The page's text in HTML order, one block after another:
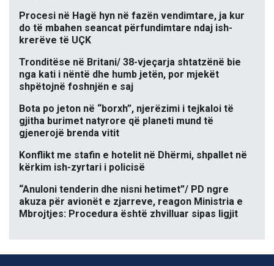
Procesi në Hagë hyn në fazën vendimtare, ja kur
do të mbahen seancat përfundimtare ndaj ish-
krerëve të UÇK
Tronditëse në Britani/ 38-vjeçarja shtatzënë bie
nga kati i nëntë dhe humb jetën, por mjekët
shpëtojnë foshnjën e saj
Bota po jeton në “borxh”, njerëzimi i tejkaloi të
gjitha burimet natyrore që planeti mund të
gjenerojë brenda vitit
Konflikt me stafin e hotelit në Dhërmi, shpallet në
kërkim ish-zyrtari i policisë
“Anuloni tenderin dhe nisni hetimet”/ PD ngre
akuza për avionët e zjarreve, reagon Ministria e
Mbrojtjes: Procedura është zhvilluar sipas ligjit